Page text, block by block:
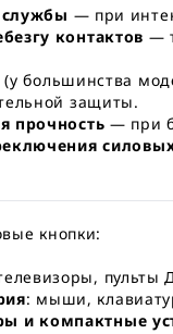
— при
контактов —
(у большинства
защиты.
прочность — при
кнопки:
пульты
: мыши,
и компактные